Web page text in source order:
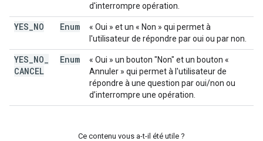
d'interrompre opération.
YES NO Enum
« Oui » et un « Non » qui permet à
l'utilisateur de répondre par oui ou par non.
YES NO
CANCEL
Enum
« Oui » un bouton "Non" et un bouton «
Annuler » qui permet à l'utilisateur de
répondre à une question par oui/non ou
d’interrompre une opération.
Ce contenu vous a-t-il été utile ?